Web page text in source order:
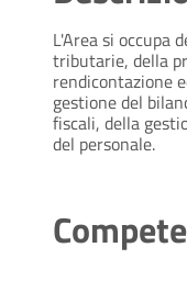
L'Area si occupa
tributarie, della
rendicontazione
gestione del
fiscali, della
del personale.